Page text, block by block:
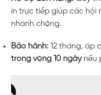
in trực tiếp giúp các hội
nhanh chóng.
Bảo hành: 12 tháng, áp
trong vòng 10 ngàynếu